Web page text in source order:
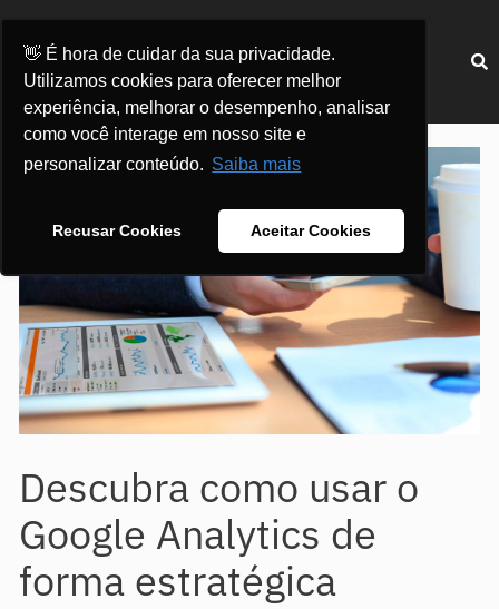
👋 É hora de cuidar da sua privacidade.
Utilizamos cookies para oferecer melhor
experiência, melhorar o desempenho, analisar
como você interage em nosso site e
personalizar conteúdo. Saiba mais
Recusar Cookies Aceitar Cookies
conteúdo
Descubra como usar o
Google Analytics de
forma estratégica
Post
navigation